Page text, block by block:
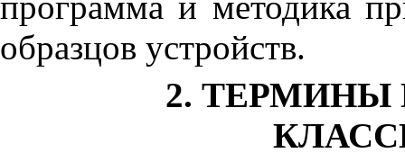
образцов устройств.
2. ТЕРМИНЫ